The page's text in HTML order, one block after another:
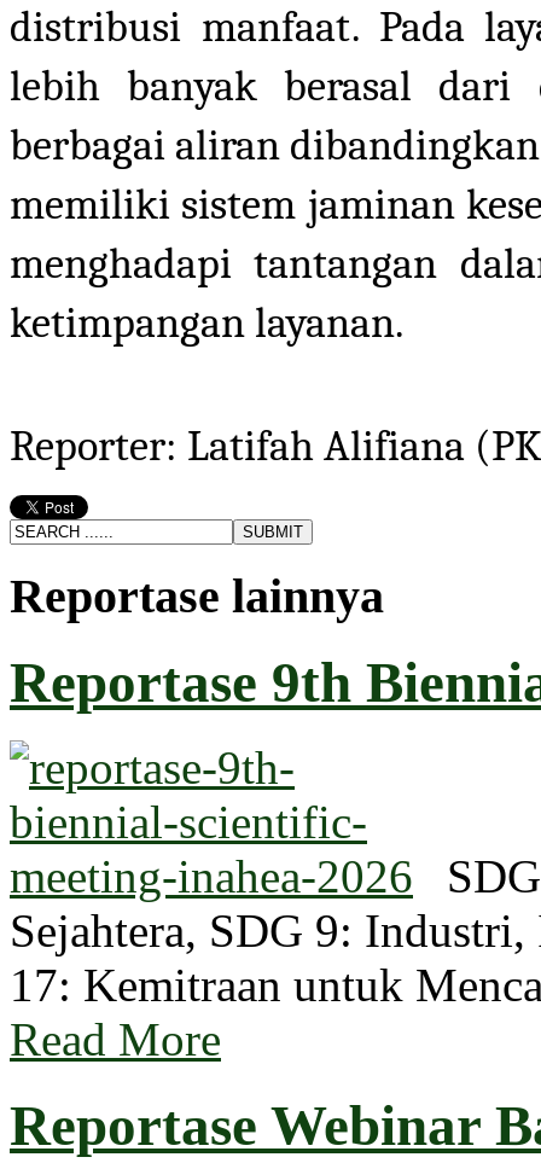
distribusi manfaat. Pada
lebih banyak berasal dari
berbagai aliran
memiliki sistem jaminan
menghadapi tantangan
ketimpangan layanan.
Reporter: Latifah Alifiana
Reportase lainnya
Reportase 9th
Sejahtera, SDG 9:
17: Kemitraan untuk
Read More
Reportase Webinar